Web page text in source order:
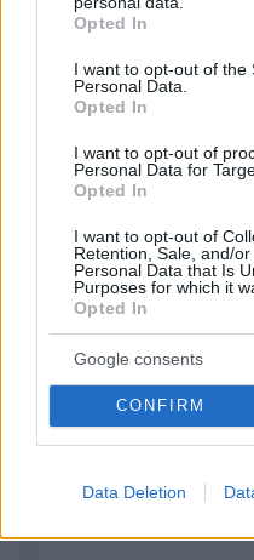
grant or deny consent to
use your data for below
consent section.
Opted In
I want to opt-out of the
Personal Data.
Opted In
I want to opt-out of
Personal Data for
Opted In
I want to opt-out of
Retention, Sale, and/
Personal Data that Is
Purposes for which it
Opted In
Google consents
CONFIRM
Data Deletion
Και έκατσε και τις
ΠΡΟΣΘΗΚΗ
ΌΝΟΜΑ *
EMAIL